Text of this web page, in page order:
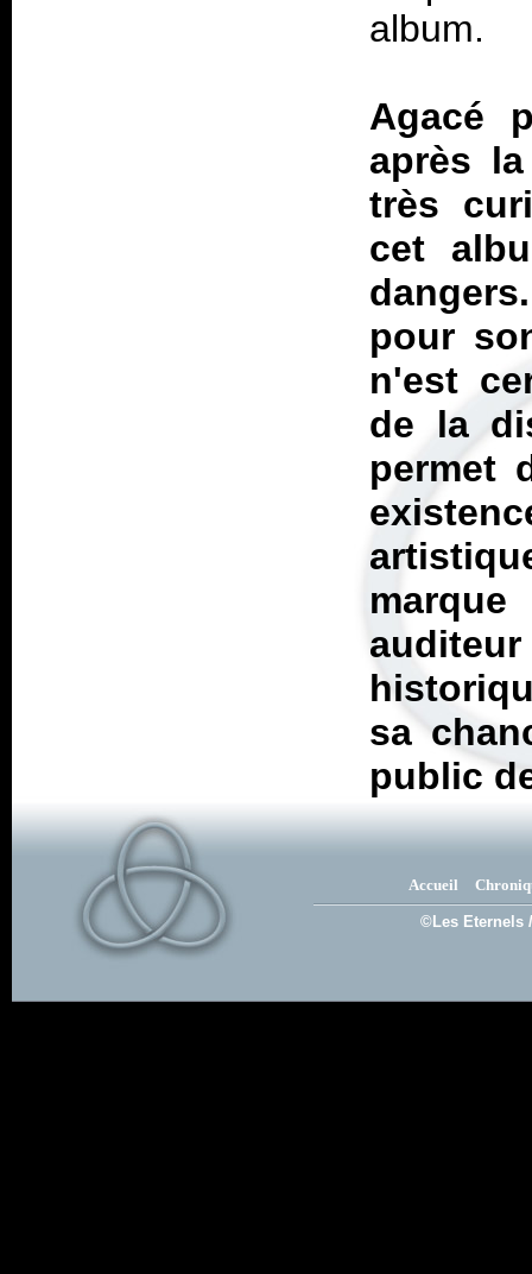
album.
Agacé
après
très
cet
pour
n'est
de la
permet
sa
public
Accueil
©Les Eternels